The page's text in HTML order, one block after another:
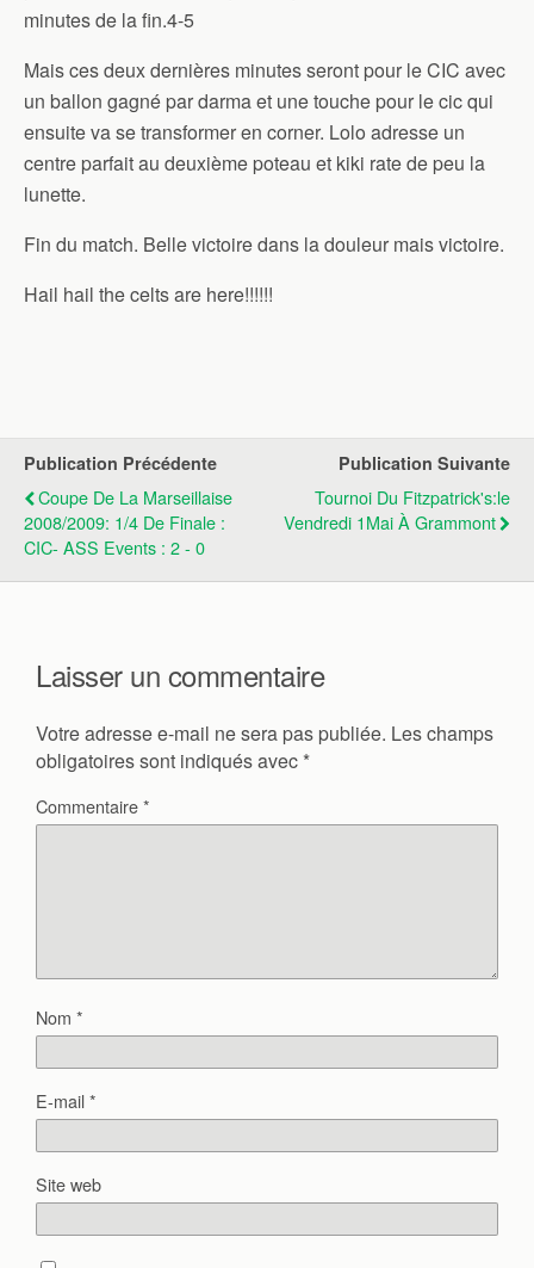
minutes de la fin.4-5
Mais ces deux dernières minutes seront pour le CIC avec
un ballon gagné par darma et une touche pour le cic qui
ensuite va se transformer en corner. Lolo adresse un
centre parfait au deuxième poteau et kiki rate de peu la
lunette.
Fin du match. Belle victoire dans la douleur mais victoire.
Hail hail the celts are here!!!!!!
Publication Précédente
Coupe De La Marseillaise
2008/2009: 1/4 De Finale :
CIC- ASS Events : 2 - 0
Publication Suivante
Tournoi Du Fitzpatrick's:le
Vendredi 1Mai À Grammont
Laisser un commentaire
Votre adresse e-mail ne sera pas publiée. Les champs
obligatoires sont indiqués avec *
Commentaire*
Nom *
E-mail*
Site web